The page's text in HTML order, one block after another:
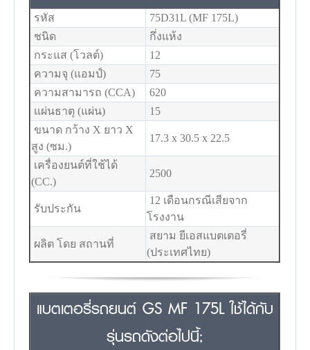
รหัส
75D31L (MF 175L)
ชนิด
กึ่งแห้ง
กระแส (โวลต์)
12
ความจุ (แอมป์)
75
ความสามารถ (CCA)
620
แผ่นธาตุ (แผ่น)
15
ขนาด กว้าง X ยาว X
สูง (ซม.)
17.3 x 30.5 x 22.5
เครื่องยนต์ที่ใช้ได้
(CC.)
2500
รับประกัน
12 เดือนกรณีเสียจาก
โรงงาน
ผลิต โดย สถานที่
สยาม ยีเอสแบตเตอรี่
(ประเทศไทย)
แบตเตอรี่รถยนต์ GS MF 175L ใช้ได้กับ
รุ่นรถดังต่อไปนี้;